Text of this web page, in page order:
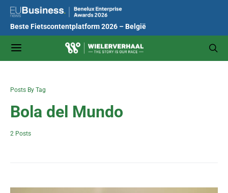
Beste Fietscontentplatform 2026 – België
Posts By Tag
Bola del Mundo
2 Posts